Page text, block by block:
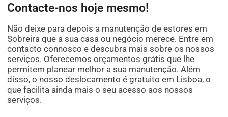
Contacte-nos hoje mesmo!
Não deixe para depois a manutenção de estores em
Sobreira que a sua casa ou negócio merece. Entre em
contacto connosco e descubra mais sobre os nossos
serviços. Oferecemos orçamentos grátis que lhe
permitem planear melhor a sua manutenção. Além
disso, o nosso deslocamento é gratuito em Lisboa, o
que facilita ainda mais o seu acesso aos nossos
serviços.